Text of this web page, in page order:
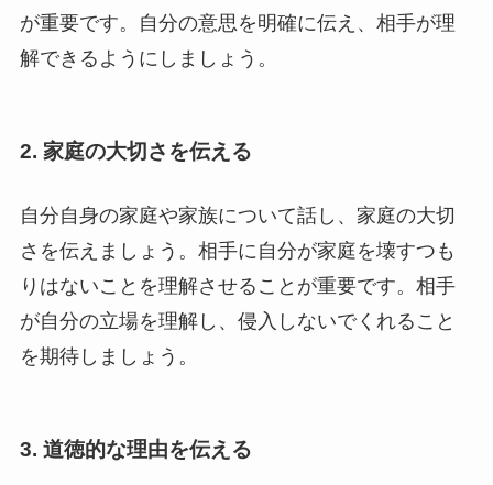
が重要です。自分の意思を明確に伝え、相手が理
解できるようにしましょう。
2. 家庭の大切さを伝える
自分自身の家庭や家族について話し、家庭の大切
さを伝えましょう。相手に自分が家庭を壊すつも
りはないことを理解させることが重要です。相手
が自分の立場を理解し、侵入しないでくれること
を期待しましょう。
3. 道徳的な理由を伝える